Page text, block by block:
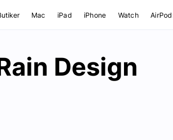
Mac iPad iPhone Watch
Design